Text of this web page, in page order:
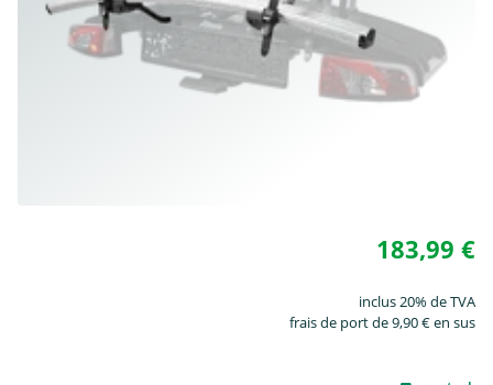
183,99 €
inclus 20% de TVA
frais de port de 9,90 € en sus